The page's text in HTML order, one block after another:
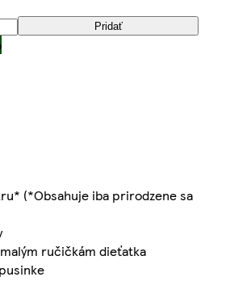
Pridať
(*Obsahuje iba prirodzene sa
ručičkám dieťatka